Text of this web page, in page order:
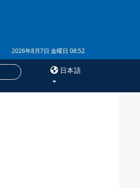
2026年8月7日 金曜日 08:52
日本語